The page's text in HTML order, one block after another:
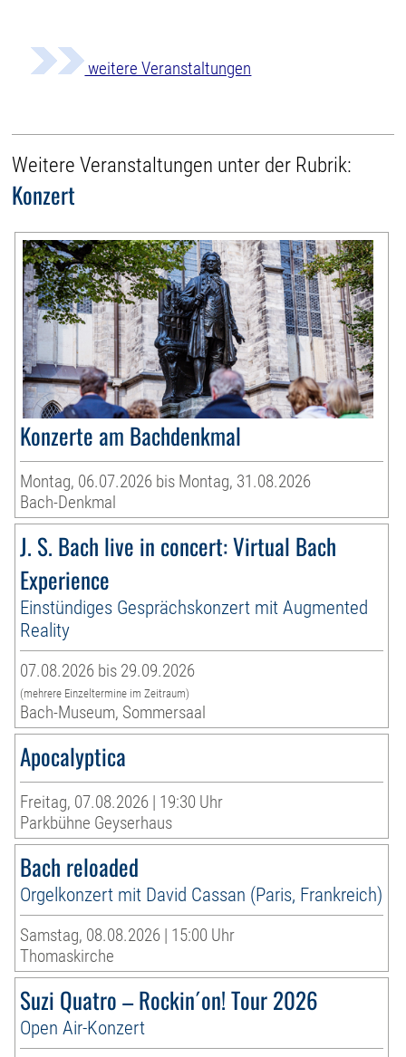
weitere Veranstaltungen
Weitere Veranstaltungen unter der Rubrik:
Konzert
Konzerte am Bachdenkmal
Montag, 06.07.2026 bis Montag, 31.08.2026
Bach-Denkmal
J. S. Bach live in concert: Virtual Bach
Experience
Einstündiges Gesprächskonzert mit Augmented
Reality
07.08.2026 bis 29.09.2026
(mehrere Einzeltermine im Zeitraum)
Bach-Museum, Sommersaal
Apocalyptica
Freitag, 07.08.2026 | 19:30 Uhr
Parkbühne Geyserhaus
Bach reloaded
Orgelkonzert mit David Cassan (Paris, Frankreich)
Samstag, 08.08.2026 | 15:00 Uhr
Thomaskirche
Suzi Quatro – Rockin´on! Tour 2026
Open Air-Konzert